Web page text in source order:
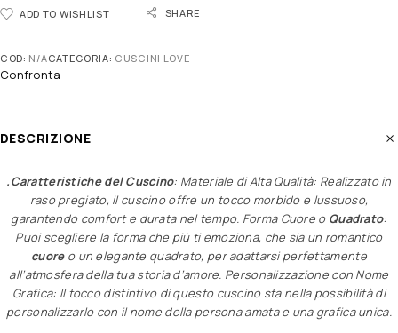
ADD TO WISHLIST SHARE
COD: N/ACATEGORIA: CUSCINI LOVE
Confronta
DESCRIZIONE
.Caratteristiche del Cuscino: Materiale di Alta Qualità: Realizzato in
raso pregiato, il cuscino offre un tocco morbido e lussuoso,
garantendo comfort e durata nel tempo. Forma Cuore o Quadrato:
Puoi scegliere la forma che più ti emoziona, che sia un romantico
cuoreo un elegante quadrato, per adattarsi perfettamente
all’atmosfera della tua storia d’amore. Personalizzazione con Nome
Grafica: Il tocco distintivo di questo cuscino sta nella possibilità di
personalizzarlo con il nome della persona amata e una grafica unica.